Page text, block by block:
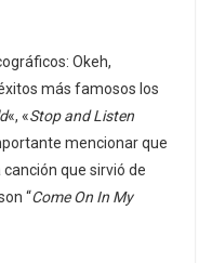
Okeh,
más famosos los
«, «Stop and Listen
mencionar que
canción que sirvió de
“Come On In My